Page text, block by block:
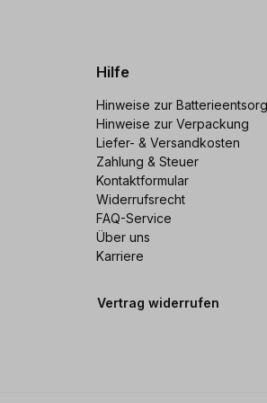
Hilfe
Hinweise zur
Hinweise zur Verpackung
Liefer- & Versandkosten
Zahlung & Steuer
Kontaktformular
Widerrufsrecht
FAQ-Service
Über uns
Karriere
Vertrag widerrufen